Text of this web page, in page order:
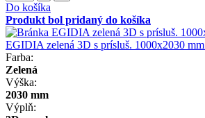
Do košíka
Produkt bol pridaný do košíka
EGIDIA zelená 3D s prísluš. 1000x2030 mm
Farba:
Zelená
Výška:
2030 mm
Výplň: